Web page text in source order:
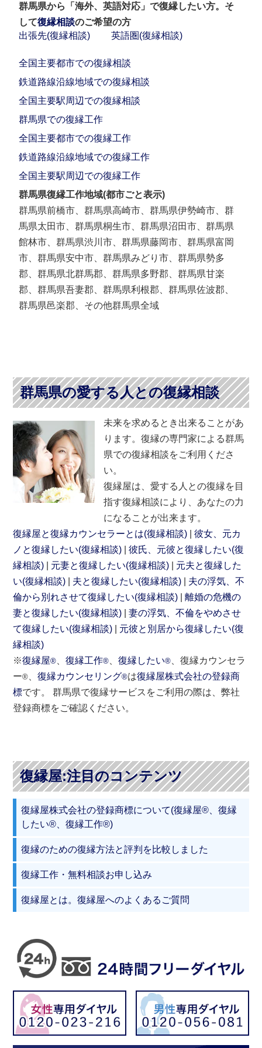
群馬県から「海外、英語対応」で復縁したい方。そ
して復縁相談のご希望の方
出張先(復縁相談)
英語圏(復縁相談)
全国主要都市での復縁相談
鉄道路線沿線地域での復縁相談
全国主要駅周辺での復縁相談
群馬県での復縁工作
全国主要都市での復縁工作
鉄道路線沿線地域での復縁工作
全国主要駅周辺での復縁工作
群馬県復縁工作地域(都市ごと表示)
群馬県前橋市、群馬県高崎市、群馬県伊勢崎市、群
馬県太田市、群馬県桐生市、群馬県沼田市、群馬県
館林市、群馬県渋川市、群馬県藤岡市、群馬県富岡
市、群馬県安中市、群馬県みどり市、群馬県勢多
郡、群馬県北群馬郡、群馬県多野郡、群馬県甘楽
郡、群馬県吾妻郡、群馬県利根郡、群馬県佐波郡、
群馬県邑楽郡、その他群馬県全域
群馬県の愛する人との復縁相談
未来を求めるとき出来ることがあ
ります。復縁の専門家による群馬
県での復縁相談をご利用くださ
い。
復縁屋は、愛する人との復縁を目
指す復縁相談により、あなたの力
になることが出来ます。
復縁屋と復縁カウンセラーとは(復縁相談)
彼女、元カ
ノと復縁したい(復縁相談)
彼氏、元彼と復縁したい(復
縁相談)
元妻と復縁したい(復縁相談)
元夫と復縁した
い(復縁相談)
夫と復縁したい(復縁相談)
夫の浮気、不
倫から別れさせて復縁したい(復縁相談)
離婚の危機の
妻と復縁したい(復縁相談)
妻の浮気、不倫をやめさせ
て復縁したい(復縁相談)
元彼と別居から復縁したい(復
縁相談)
※復縁屋® 、復縁工作® 、復縁したい® 、復縁カウンセラ
ー® 、復縁カウンセリング®は復縁屋株式会社の登録商
標です。 群馬県で復縁サービスをご利用の際は、弊社
登録商標をご確認ください。
復縁屋:注目のコンテンツ
復縁屋株式会社の登録商標について(復縁屋®、復縁
したい®、復縁工作®)
復縁のための復縁方法と評判を比較しました
復縁工作・無料相談お申し込み
復縁屋とは。復縁屋へのよくあるご質問